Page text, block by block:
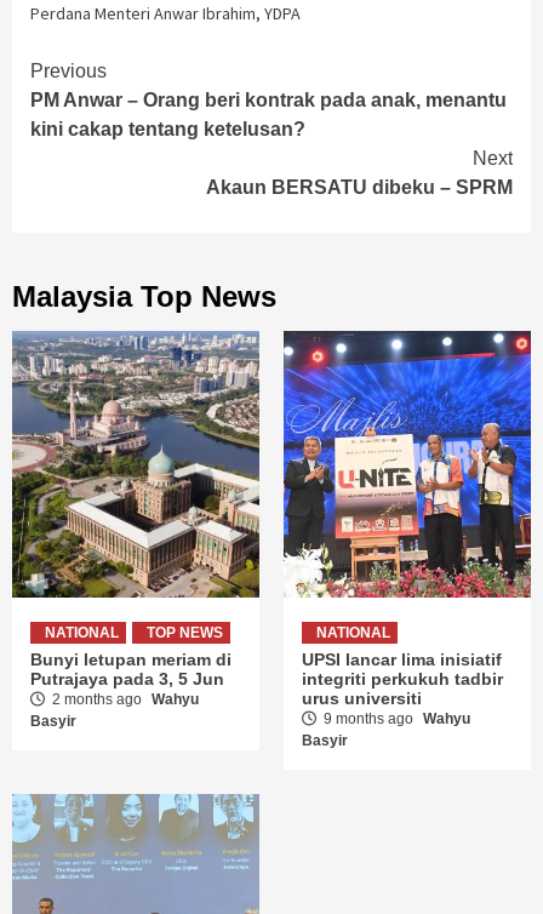
Perdana Menteri Anwar Ibrahim, YDPA
Continue
Reading
Previous
PM Anwar – Orang beri kontrak pada anak, menantu
kini cakap tentang ketelusan?
Next
Akaun BERSATU dibeku – SPRM
Malaysia Top News
NATIONAL TOP NEWS
Bunyi letupan meriam di
Putrajaya pada 3, 5 Jun
2 months ago Wahyu
Basyir
NATIONAL
UPSI lancar lima inisiatif
integriti perkukuh tadbir
urus universiti
9 months ago Wahyu
Basyir